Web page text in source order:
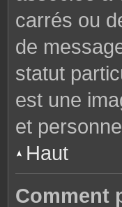
carrés ou
de
statut
est une
et
Haut
Comment